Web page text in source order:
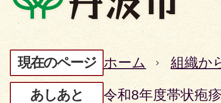
現在のページ ホーム 組織か
あしあと 令和8年度帯状疱